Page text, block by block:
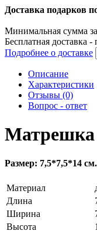
Доставка подарков
Минимальная сумма
Бесплатная доставка -
Подробнее о доставке
Описание
Характеристики
Отзывы (0)
Вопрос - ответ
Матрешка
Размер: 7,5*7,5*14 см.
Материал
Длина
Ширина
Высота